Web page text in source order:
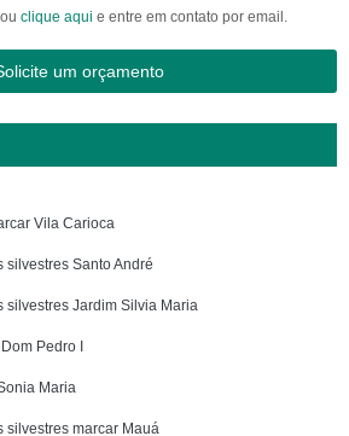
ou clique aqui e entre em contato por email.
um orçamento
Vila Carioca
Santo André
silvestres Jardim Silvia Maria
Pedro I
Maria
silvestres marcar Mauá